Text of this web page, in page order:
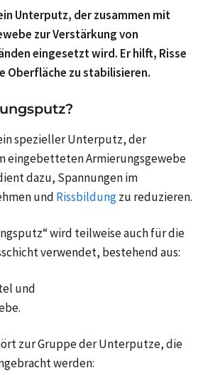
Unterputz, der zusammen mit
zur Verstärkung von
eingesetzt wird. Er hilft, Risse
Oberfläche zu stabilisieren.
spezieller Unterputz, der
eingebetteten Armierungsgewebe
dazu, Spannungen im
und Rissbildungzu reduzieren.
wird teilweise auch für die
verwendet, bestehend aus:
und
zur Gruppe der Unterputze, die
werden: